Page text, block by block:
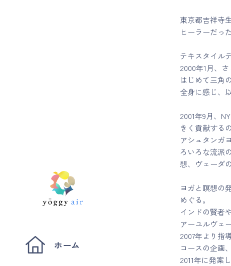
ホーム
東京都吉祥寺
ヒーラーだっ
テキスタイル
2000年1月、
はじめて三角
全身に感じ、
2001年9月、
きく貢献する
アシュタンガ
ろいろな流派
想、ヴェーダ
ヨガと瞑想の
めぐる。
インドの賢者
アーユルヴェ
2007年より指
コースの企画
2011年に発案